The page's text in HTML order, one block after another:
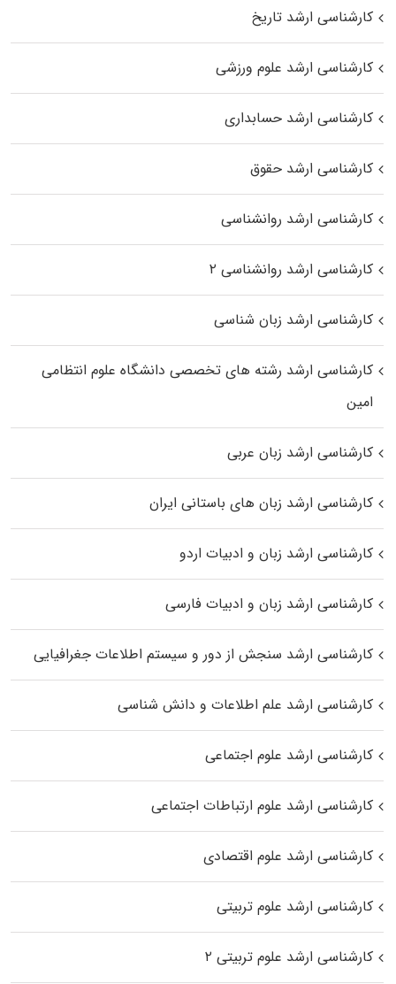
کارشناسی ارشد تاریخ
کارشناسی ارشد علوم ورزشی
کارشناسی ارشد حسابداری
کارشناسی ارشد حقوق
کارشناسی ارشد روانشناسی
کارشناسی ارشد روانشناسی ۲
کارشناسی ارشد زبان شناسی
کارشناسی ارشد رﺷﺘﻪ ﻫﺎی تخصصی داﻧﺸﮕﺎه ﻋﻠﻮم انتظامی
اﻣﻴﻦ
کارشناسی ارشد زبان عربی
کارشناسی ارشد زبان‌ های باستانی ایران
کارشناسی ارشد زبان و ادبیات اردو
کارشناسی ارشد زبان و ادبیات فارسی
کارشناسی ارشد سنجش از دور و سیستم اطلاعات جغرافیایی
کارشناسی ارشد علم اطلاعات و دانش شناسی
کارشناسی ارشد علوم اجتماعی
کارشناسی ارشد علوم ارتباطات اجتماعی
کارشناسی ارشد علوم اقتصادی
کارشناسی ارشد علوم تربیتی
کارشناسی ارشد علوم تربیتی ۲